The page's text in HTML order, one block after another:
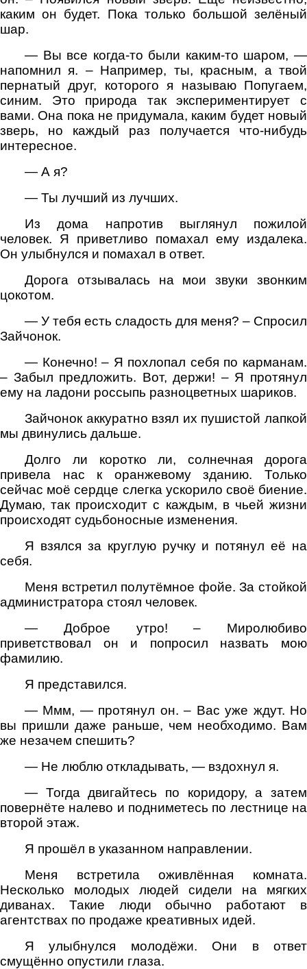
каким он будет. Пока только большой зелёный
шар.
— Вы все когда-то были каким-то шаром, —
напомнил я. – Например, ты, красным, а твой
пернатый друг, которого я называю Попугаем,
синим. Это природа так экспериментирует с
вами. Она пока не придумала, каким будет новый
зверь, но каждый раз получается что-нибудь
интересное.
— А я?
— Ты лучший из лучших.
Из дома напротив выглянул пожилой
человек. Я приветливо помахал ему издалека.
Он улыбнулся и помахал в ответ.
Дорога отзывалась на мои звуки звонким
цокотом.
— У тебя есть сладость для меня? – Спросил
Зайчонок.
— Конечно! – Я похлопал себя по карманам.
– Забыл предложить. Вот, держи! – Я протянул
ему на ладони россыпь разноцветных шариков.
Зайчонок аккуратно взял их пушистой лапкой
мы двинулись дальше.
Долго ли коротко ли, солнечная дорога
привела нас к оранжевому зданию. Только
сейчас моё сердце слегка ускорило своё биение.
Думаю, так происходит с каждым, в чьей жизни
происходят судьбоносные изменения.
Я взялся за круглую ручку и потянул её на
себя.
Меня встретил полутёмное фойе. За стойкой
администратора стоял человек.
— Доброе утро! – Миролюбиво
приветствовал он и попросил назвать мою
фамилию.
Я представился.
— Ммм, — протянул он. – Вас уже ждут. Но
вы пришли даже раньше, чем необходимо. Вам
же незачем спешить?
— Не люблю откладывать, — вздохнул я.
— Тогда двигайтесь по коридору, а затем
повернёте налево и подниметесь по лестнице на
второй этаж.
Я прошёл в указанном направлении.
Меня встретила оживлённая комната.
Несколько молодых людей сидели на мягких
диванах. Такие люди обычно работают в
агентствах по продаже креативных идей.
Я улыбнулся молодёжи. Они в ответ
смущённо опустили глаза.